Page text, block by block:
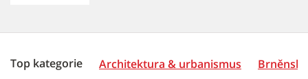
Top kategorie Architektura & urbanismus